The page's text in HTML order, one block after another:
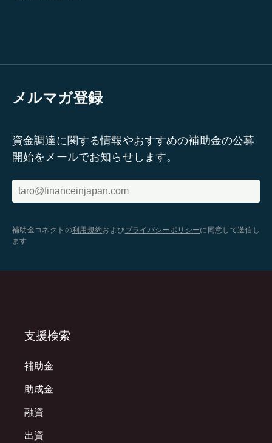
メルマガ登録
資金調達に関する情報やおすすめの補助金の公募
開始をメールでお知らせします。
補助金コネクトの利用規約およびプライバシーポリシーに同意して送信し
ます
支援検索
補助金
助成金
融資
出資